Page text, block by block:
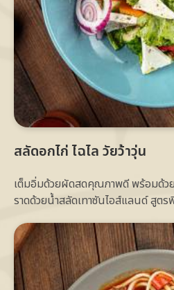
สลัดอกไก่ ไฉไล วัยว้าวุ่น
เต็มอิ่มด้วยผัดสดคุณภาพดี พร้อมด้ว
ราดด้วยน้ำสลัดเทาซันไอส์แลนด์ สูต